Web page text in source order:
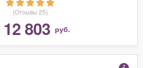
(Отзывы 25)
12 803 руб.